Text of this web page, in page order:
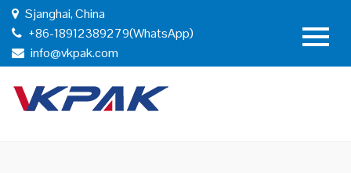
Sjanghai, China
+86-18912389279(WhatsApp)
info@vkpak.com